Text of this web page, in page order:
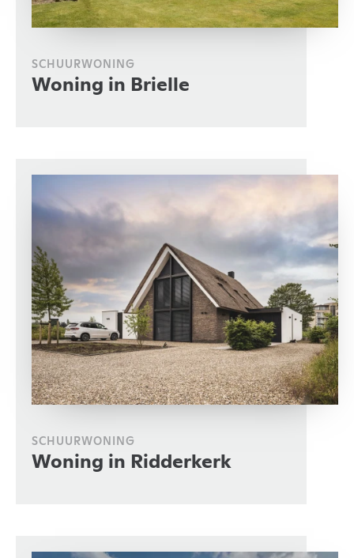
SCHUURWONING
Woning in Brielle
SCHUURWONING
Woning in Ridderkerk